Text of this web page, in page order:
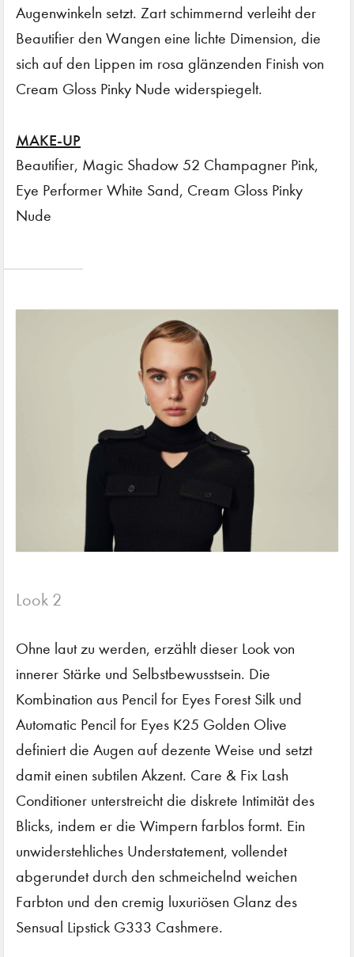
Augenwinkeln setzt. Zart schimmernd verleiht der
Beautifier den Wangen eine lichte Dimension, die
sich auf den Lippen im rosa glänzenden Finish von
Cream Gloss Pinky Nude widerspiegelt.
MAKE-UP
Beautifier, Magic Shadow 52 Champagner Pink,
Eye Performer White Sand, Cream Gloss Pinky
Nude
Look 2
Ohne laut zu werden, erzählt dieser Look von
innerer Stärke und Selbstbewusstsein. Die
Kombination aus Pencil for Eyes Forest Silk und
Automatic Pencil for Eyes K25 Golden Olive
definiert die Augen auf dezente Weise und setzt
damit einen subtilen Akzent. Care & Fix Lash
Conditioner unterstreicht die diskrete Intimität des
Blicks, indem er die Wimpern farblos formt. Ein
unwiderstehliches Understatement, vollendet
abgerundet durch den schmeichelnd weichen
Farbton und den cremig luxuriösen Glanz des
Sensual Lipstick G333 Cashmere.